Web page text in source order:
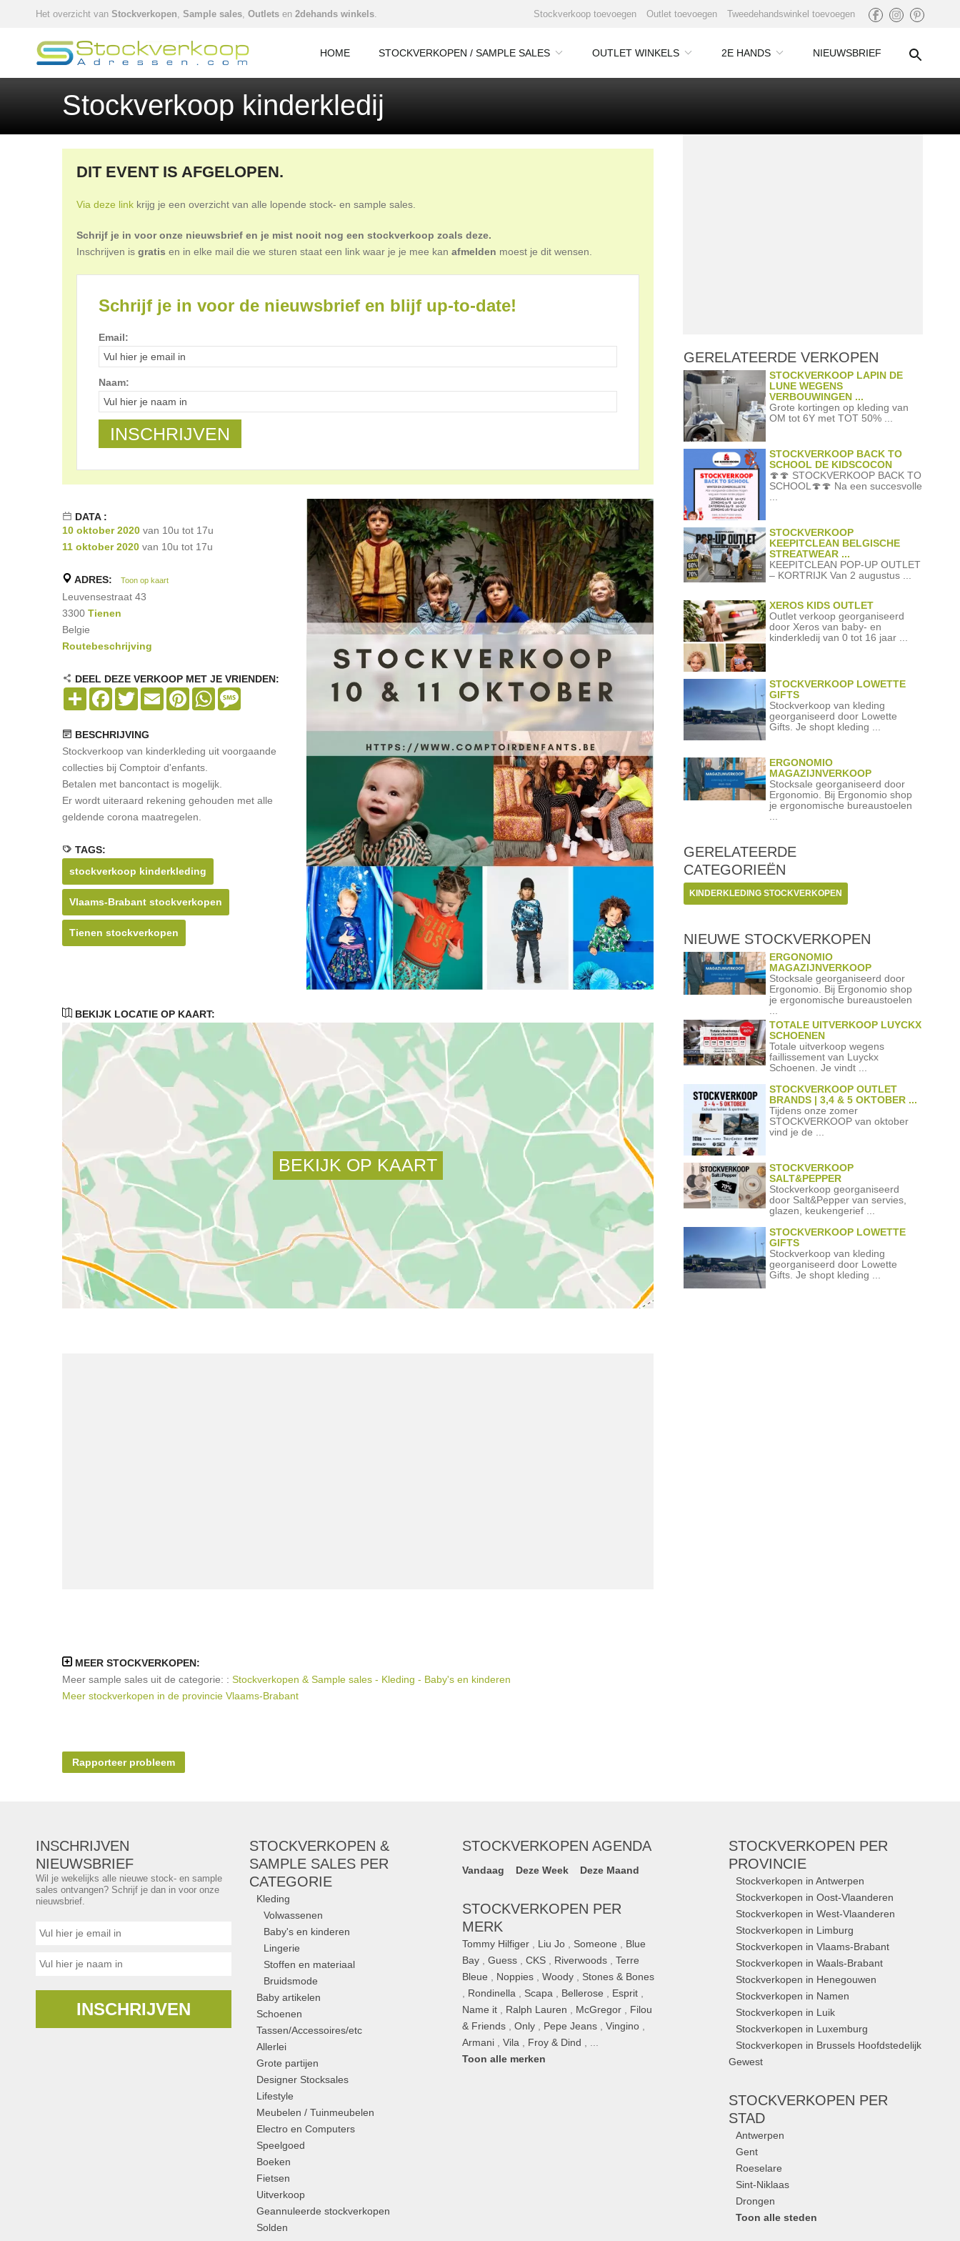
Het overzicht van Stockverkopen, Sample sales, Outlets en 2dehands winkels. Stockverkoop toevoegen Outlet toevoegen Tweedehandswinkel toevoegen
HOME STOCKVERKOPEN / SAMPLE SALES OUTLET WINKELS 2E HANDS NIEUWSBRIEF
Stockverkoop kinderkledij
DIT EVENT IS AFGELOPEN.
Via deze link krijg je een overzicht van alle lopende stock- en sample sales.
Schrijf je in voor onze nieuwsbrief en je mist nooit nog een stockverkoop zoals deze.
Inschrijven is gratis en in elke mail die we sturen staat een link waar je je mee kan afmelden moest je dit wensen.
Schrijf je in voor de nieuwsbrief en blijf up-to-date!
Email:
Naam:
DATA :
10 oktober 2020 van 10u tot 17u
11 oktober 2020 van 10u tot 17u
ADRES: Toon op kaart
Leuvensestraat 43
3300 Tienen
Belgie
Routebeschrijving
DEEL DEZE VERKOOP MET JE VRIENDEN:
Share Facebook
TwitterEmail PinterestWhatsApp
BESCHRIJVING
Stockverkoop van kinderkleding uit voorgaande
collecties bij Comptoir d'enfants.
Betalen met bancontact is mogelijk.
Er wordt uiteraard rekening gehouden met alle
geldende corona maatregelen.
TAGS:
stockverkoop kinderkleding
Vlaams-Brabant stockverkopen
Tienen stockverkopen
BEKIJK LOCATIE OP KAART:
MEER STOCKVERKOPEN:
Meer sample sales uit de categorie: : Stockverkopen & Sample sales - Kleding - Baby's en kinderen
Meer stockverkopen in de provincie Vlaams-Brabant
Rapporteer probleem
GERELATEERDE VERKOPEN
STOCKVERKOOP LAPIN DE
LUNE WEGENS
VERBOUWINGEN ...
Grote kortingen op kleding van
OM tot 6Y met TOT 50% ...
STOCKVERKOOP BACK TO
SCHOOL DE KIDSCOCON
🍄🍄 STOCKVERKOOP BACK TO
SCHOOL🍄🍄 Na een succesvolle
STOCKVERKOOP
KEEPITCLEAN BELGISCHE
STREATWEAR ...
KEEPITCLEAN POP-UP OUTLET
– KORTRIJK Van 2 augustus ...
XEROS KIDS OUTLET
Outlet verkoop georganiseerd
door Xeros van baby- en
kinderkledij van 0 tot 16 jaar ...
STOCKVERKOOP LOWETTE
GIFTS
Stockverkoop van kleding
georganiseerd door Lowette
Gifts. Je shopt kleding ...
ERGONOMIO
MAGAZIJNVERKOOP
Stocksale georganiseerd door
Ergonomio. Bij Ergonomio shop
je ergonomische bureaustoelen
GERELATEERDE
CATEGORIEËN
KINDERKLEDING STOCKVERKOPEN
NIEUWE STOCKVERKOPEN
ERGONOMIO
MAGAZIJNVERKOOP
Stocksale georganiseerd door
Ergonomio. Bij Ergonomio shop
je ergonomische bureaustoelen
TOTALE UITVERKOOP LUYCKX
SCHOENEN
Totale uitverkoop wegens
faillissement van Luyckx
Schoenen. Je vindt ...
STOCKVERKOOP OUTLET
BRANDS | 3,4 & 5 OKTOBER ...
Tijdens onze zomer
STOCKVERKOOP van oktober
vind je de ...
STOCKVERKOOP
SALT&PEPPER
Stockverkoop georganiseerd
door Salt&Pepper van servies,
glazen, keukengerief ...
STOCKVERKOOP LOWETTE
GIFTS
Stockverkoop van kleding
georganiseerd door Lowette
Gifts. Je shopt kleding ...
INSCHRIJVEN
NIEUWSBRIEF
Wil je wekelijks alle nieuwe stock- en sample
sales ontvangen? Schrijf je dan in voor onze
nieuwsbrief.
INSCHRIJVEN
STOCKVERKOPEN &
SAMPLE SALES PER
CATEGORIE
Kleding
Volwassenen
Baby's en kinderen
Lingerie
Stoffen en materiaal
Bruidsmode
Baby artikelen
Schoenen
Tassen/Accessoires/etc
Allerlei
Grote partijen
Designer Stocksales
Lifestyle
Meubelen / Tuinmeubelen
Electro en Computers
Speelgoed
Boeken
Fietsen
Uitverkoop
Geannuleerde stockverkopen
Solden
STOCKVERKOPEN AGENDA
Vandaag Deze Week Deze Maand
STOCKVERKOPEN PER
MERK
Tommy Hilfiger Liu Jo Someone
Blue
Bay ,Guess ,CKS Riverwoods ,Terre
Bleue
Noppies ,Woody
Stones & Bones
Rondinella Scapa Bellerose Esprit
Name it
Ralph Lauren McGregor
Filou
& Friends ,Only Pepe Jeans ,Vingino
Armani ,Vila Froy & Dind
Toon alle merken
STOCKVERKOPEN PER
PROVINCIE
Stockverkopen in Antwerpen
Stockverkopen in Oost-Vlaanderen
Stockverkopen in West-Vlaanderen
Stockverkopen in Limburg
Stockverkopen in Vlaams-Brabant
Stockverkopen in Waals-Brabant
Stockverkopen in Henegouwen
Stockverkopen in Namen
Stockverkopen in Luik
Stockverkopen in Luxemburg
Stockverkopen in Brussels Hoofdstedelijk
Gewest
STOCKVERKOPEN PER
STAD
Antwerpen
Gent
Roeselare
Sint-Niklaas
Drongen
Toon alle steden